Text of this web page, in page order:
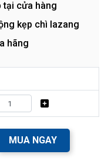
tại cửa hàng
kẹp chì lazang
hãng
MUA NGAY